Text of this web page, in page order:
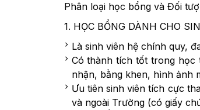
Phân loại học bổng và Đối
1. HỌC BỔNG DÀNH CHO
Là sinh viên hệ chính quy,
Có thành tích tốt trong
nhận, bằng khen, hình ảnh
Ưu tiên sinh viên tích cực
và ngoài Trường (có giấy